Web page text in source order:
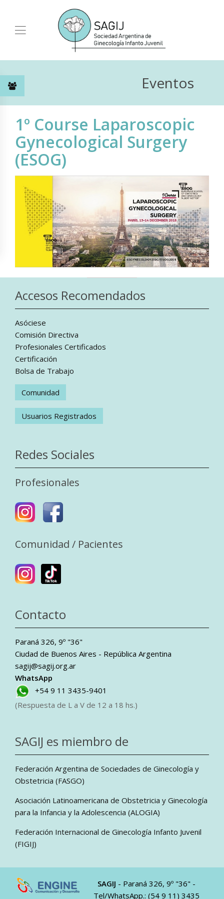
Eventos
1º Course Laparoscopic
Gynecological Surgery
(ESOG)
Accesos Recomendados
Asóciese
Comisión Directiva
Profesionales Certificados
Certificación
Bolsa de Trabajo
Comunidad
Usuarios Registrados
Redes Sociales
Profesionales
Comunidad / Pacientes
Contacto
Paraná 326, 9º "36"
Ciudad de Buenos Aires - República Argentina
sagij@sagij.org.ar
WhatsApp
+54 9 11 3435-9401
(Respuesta de L a V de 12 a 18 hs.)
SAGIJ es miembro de
Federación Argentina de Sociedades de Ginecología y
Obstetricia (FASGO)
Asociación Latinoamericana de Obstetricia y Ginecología
para la Infancia y la Adolescencia (ALOGIA)
Federación Internacional de Ginecología Infanto Juvenil
(FIGIJ)
SAGIJ - Paraná 326, 9º "36" -
Tel/WhatsApp.: (54 9 11) 3435